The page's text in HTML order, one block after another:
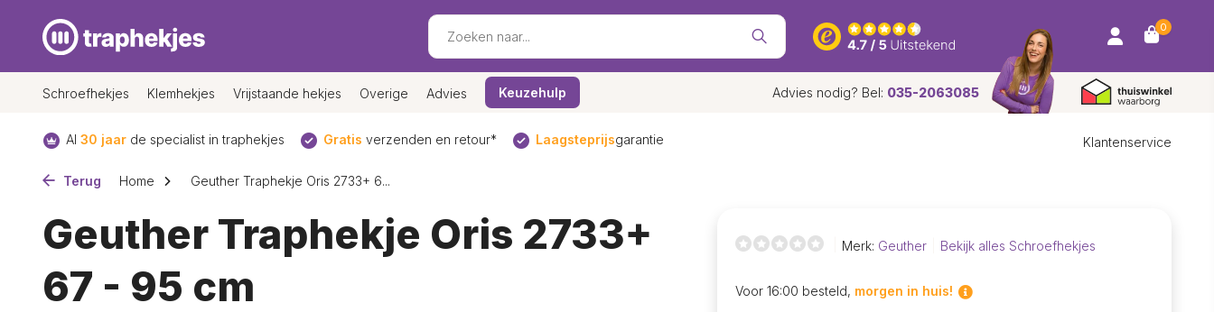
0
Schroefhekjes Klemhekjes Vrijstaande hekjes Overige Advies Keuzehulp Advies nodig? Bel: 035-2063085
Al 30 jaar de specialist in traphekjes Gratis verzenden en retour* Laagsteprijsgarantie Klantenservice
Terug Home Geuther Traphekje Oris 2733+ 6...
Geuther Traphekje Oris 2733+
67 - 95 cm
Merk: Geuther Bekijk alles Schroefhekjes
Voor 16:00 besteld, morgen in huis!